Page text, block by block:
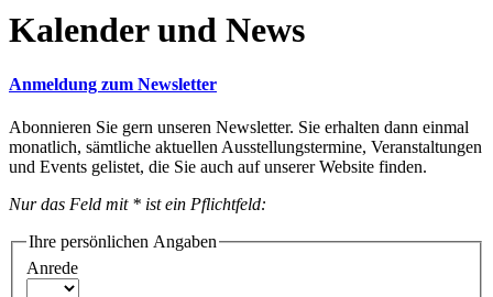
Kalender und News
Anmeldung zum Newsletter
Abonnieren Sie gern unseren Newsletter. Sie erhalten dann einmal
monatlich, sämtliche aktuellen Ausstellungstermine, Veranstaltungen
und Events gelistet, die Sie auch auf unserer Website finden.
Nur das Feld mit * ist ein Pflichtfeld:
Ihre persönlichen Angaben
Anrede